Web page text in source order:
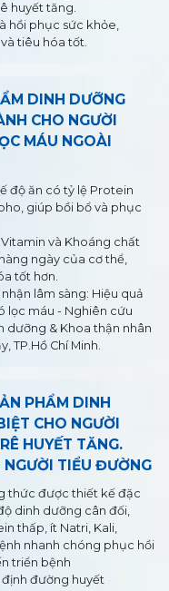
huyết tăng.
hồi phục sức khỏe,
tiêu hóa tốt.
DINH DƯỠNG
CHO NGƯỜI
MÁU NGOÀI
độ ăn có tỷ lệ Protein
giúp bồi bổ và phục
và Khoáng chất
ngày của cơ thể,
tốt hơn.
lâm sàng: Hiệu quả
lọc máu - Nghiên cứu
dưỡng & Khoa thận nhân
TP.Hồ Chí Minh.
PHẨM DINH
CHO NGƯỜI
HUYẾT TĂNG.
NGƯỜI TIỂU ĐƯỜNG
thức được thiết kế đặc
dinh dưỡng cân đối,
thấp, ít Natri, Kali,
nhanh chóng phục hồi
triển bệnh
định đường huyết